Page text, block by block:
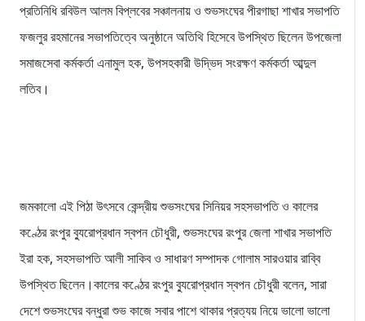
প্রতিনিধি রবিউল আলম বিপ্লবের সঞ্চালনায় ও শুভসংঘের পীরগাছা শাখার সভাপতি
ফজলুর রহমানের সভাপতিত্বে অনুষ্ঠানে অতিথি হিসেবে উপস্থিত ছিলেন উপজেলা
সমাজসেবা কর্মকর্তা এনামুল হক, উপসহকারী উদ্ভিদ সংরক্ষণ কর্মকর্তা আব্দুল
লতিব।
জমকালো এই পিঠা উৎসবে কেন্দ্রীয় শুভসংঘের সিনিয়র সহসভাপতি ও কালের
কণ্ঠের রংপুর ব্যুরোপ্রধান স্বপন চৌধুরী, শুভসংঘের রংপুর জেলা শাখার সভাপতি
ইরা হক, সহসভাপতি আলী সাকিব ও সাধারণ সম্পাদক গোলাম সারওয়ার রাব্বি
উপস্থিত ছিলেন।কালের কণ্ঠের রংপুর ব্যুরোপ্রধান স্বপন চৌধুরী বলেন, সারা
দেশে শুভসংঘের বন্ধুরা শুভ কাজে সবার পাশে থাকার প্রত্যয় নিয়ে ভালো ভালো